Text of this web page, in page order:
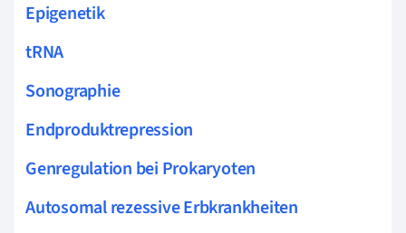
Epigenetik
tRNA
Sonographie
Endproduktrepression
Genregulation bei Prokaryoten
Autosomal rezessive Erbkrankheiten